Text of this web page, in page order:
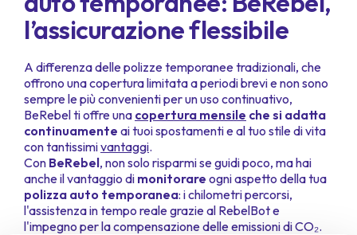
l’assicurazione flessibile
A differenza delle polizze temporanee tradizionali, che
offrono una copertura limitata a periodi brevi e non sono
sempre le più convenienti per un uso continuativo,
BeRebel ti offre una copertura mensile che si adatta
continuamente ai tuoi spostamenti e al tuo stile di vita
con tantissimivantaggi.
Con BeRebel, non solo risparmi se guidi poco, ma hai
anche il vantaggio di monitorare ogni aspetto della tua
polizza auto temporanea: i chilometri percorsi,
l'assistenza in tempo reale grazie al RebelBot e
l'impegno per la compensazione delle emissioni di CO₂.